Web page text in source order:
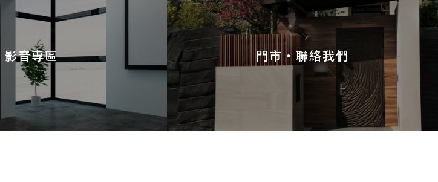
影音專區 門市・聯絡我們